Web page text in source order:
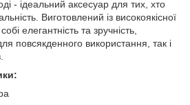
- ідеальний аксесуар для тих, хто
Виготовлений із високоякісної
елегантність та зручність,
повсякденного використання, так і